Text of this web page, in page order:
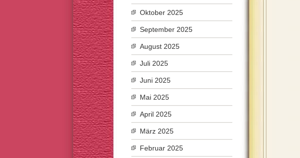
Oktober 2025
September 2025
August 2025
Juli 2025
Juni 2025
Mai 2025
April 2025
März 2025
Februar 2025